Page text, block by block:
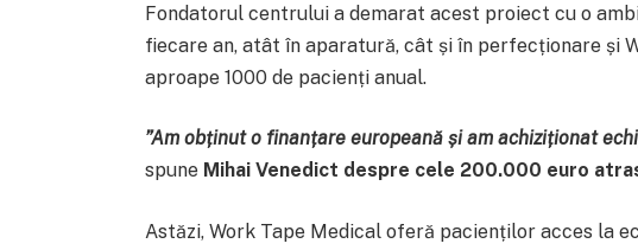
Fondatorul centrului a demarat acest proiect cu o
fiecare an, atât în aparatură, cât și în perfecționare și
aproape 1000 de pacienți anual.
”Am obținut o finanțare europeană și am achiziționat
spune Mihai Venedict despre cele 200.000 euro
Astăzi, Work Tape Medical oferă pacienților acces la